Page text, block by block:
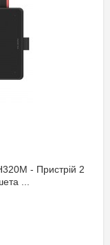
- Пристрій 2
...